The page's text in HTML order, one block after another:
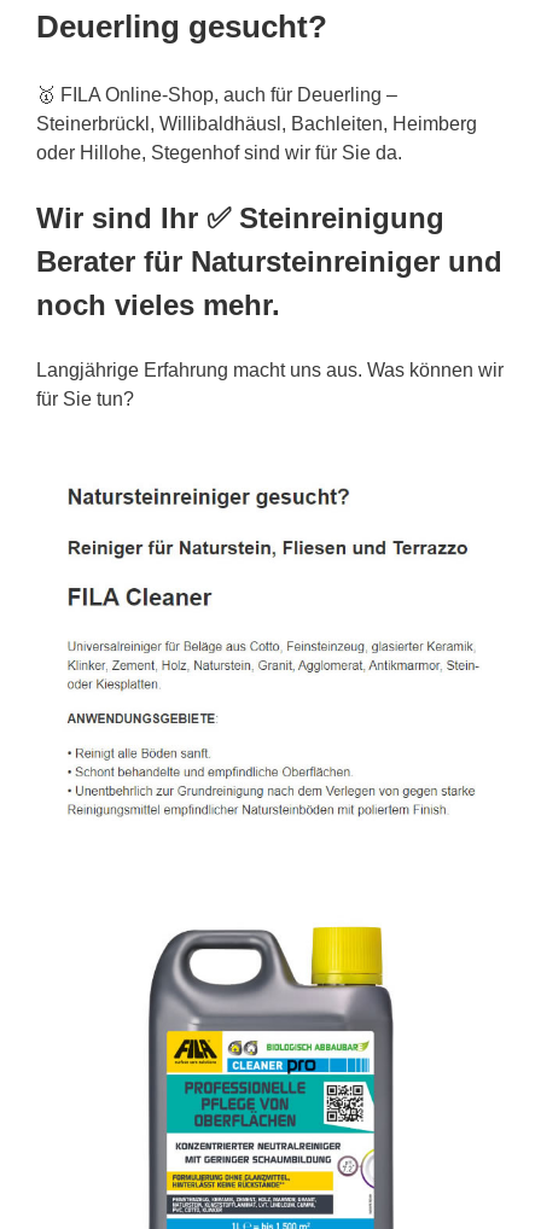
Deuerling gesucht?
🥇 FILA Online-Shop, auch für Deuerling –
Steinerbrückl, Willibaldhäusl, Bachleiten, Heimberg
oder Hillohe, Stegenhof sind wir für Sie da.
Wir sind Ihr ✅ Steinreinigung
Berater für Natursteinreiniger und
noch vieles mehr.
Langjährige Erfahrung macht uns aus. Was können wir
für Sie tun?